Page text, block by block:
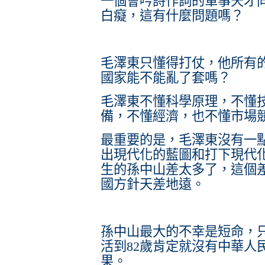
白癡，這有什麼問題嗎？
毛澤東只懂得打仗，他所有
國家能不能亂了套嗎？
毛澤東不懂科學原理，不懂
備，不懂經濟，也不懂市場
最重要的是，毛澤東沒有一
出現代化的藍圖和打下現代
生的孫中山差太多了，這個
國方針天差地遠。
孫中山最大的不幸是短命，
活到82歲肯定就沒有中華人
果。